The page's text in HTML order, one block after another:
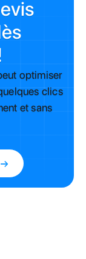
optimiser
clics
et sans